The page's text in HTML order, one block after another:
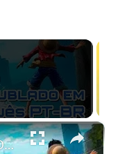
×
Série One Piece Odyssey a Ilha Misteriosa Dublado em Português PT BR Com IA ep 1